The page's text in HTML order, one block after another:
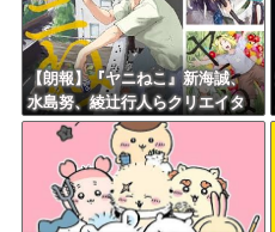
【朗報】『ヤニねこ』新海誠、
水島努、綾辻行人らクリエイタ
ーが絶賛ｗｗｗｗｗｗｗｗｗ